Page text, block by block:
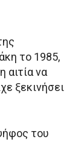
το 1985,
αιτία να
ξεκινήσει
του